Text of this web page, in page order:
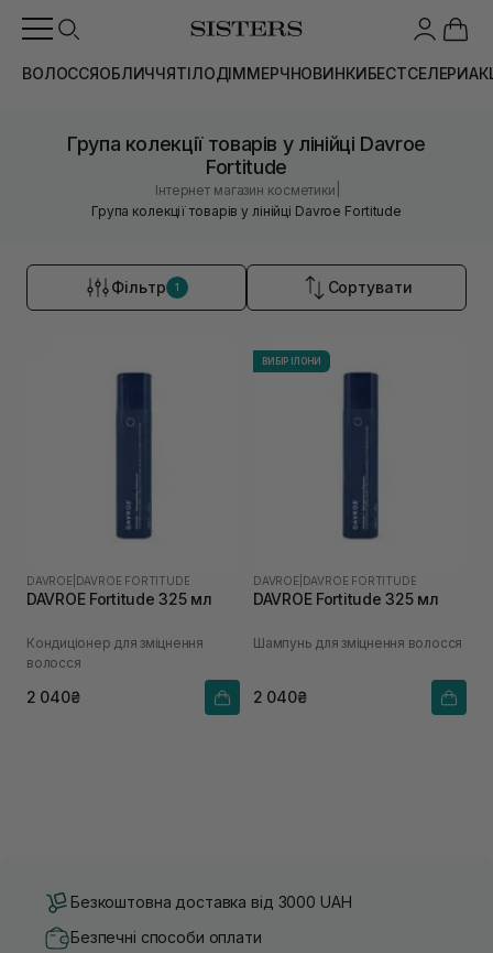
ВОЛОССЯОБЛИЧЧЯТІЛОДІММЕРЧНОВИНКИБЕСТСЕЛЕРИ
Група колекції товарів у лінійці Davroe
Fortitude
Інтернет магазин косметики
Група колекції товарів у лінійці Davroe Fortitude
Фільтр 1 Сортувати
DAVROE DAVROE FORTITUDE
DAVROE Fortitude 325 мл
Кондиціонер для зміцнення
волосся
2 040₴
ВИБІР ІЛОНИ
DAVROE DAVROE FORTITUDE
DAVROE Fortitude 325 мл
Шампунь для зміцнення волосся
2 040₴
Безкоштовна доставка від 3000 UAH
Безпечні способи оплати